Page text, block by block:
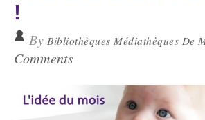
!
By Bibliothèques Médiathèques De
Comments